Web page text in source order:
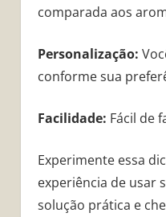
comparada aos
Personalização:
conforme sua
Facilidade: Fácil de
Experimente essa
experiência de usar
solução prática e